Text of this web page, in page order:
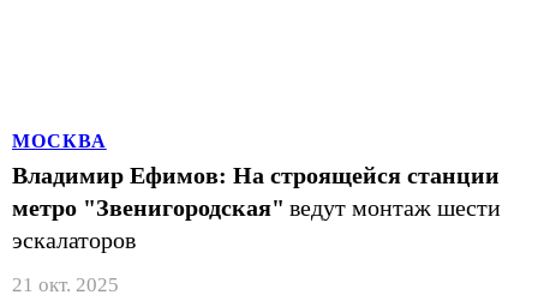
МОСКВА
Владимир Ефимов: На строящейся станции
метро "Звенигородская" ведут монтаж шести
эскалаторов
21 окт. 2025